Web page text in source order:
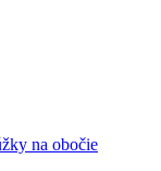
na obočie